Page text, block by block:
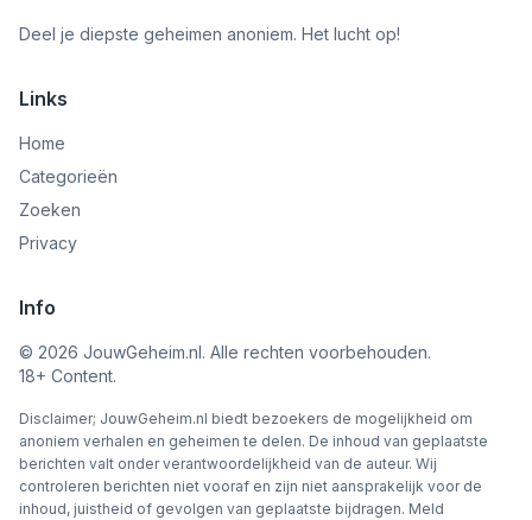
Deel je diepste geheimen anoniem. Het lucht op!
Links
Home
Categorieën
Zoeken
Privacy
Info
© 2026 JouwGeheim.nl. Alle rechten voorbehouden.
18+ Content.
Disclaimer; JouwGeheim.nl biedt bezoekers de mogelijkheid om
anoniem verhalen en geheimen te delen. De inhoud van geplaatste
berichten valt onder verantwoordelijkheid van de auteur. Wij
controleren berichten niet vooraf en zijn niet aansprakelijk voor de
inhoud, juistheid of gevolgen van geplaatste bijdragen. Meld